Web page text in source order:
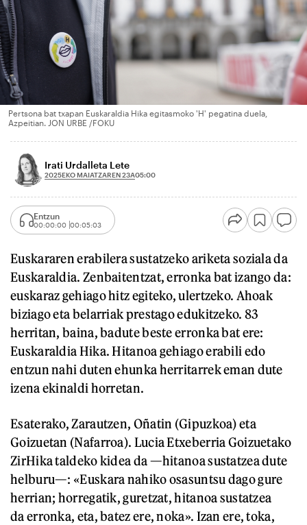
Pertsona bat txapan Euskaraldia Hika egitasmoko 'H' pegatina duela,
Azpeitian. JON URBE /FOKU
Irati Urdalleta Lete
2025EKO MAIATZAREN 23A05:00
Entzun
00:00:00 00:05:03
Euskararen erabilera sustatzeko ariketa soziala da
Euskaraldia. Zenbaitentzat, erronka bat izango da:
euskaraz gehiago hitz egiteko, ulertzeko. Ahoak
biziago eta belarriak prestago edukitzeko. 83
herritan, baina, badute beste erronka bat ere:
Euskaraldia Hika. Hitanoa gehiago erabili edo
entzun nahi duten ehunka herritarrek eman dute
izena ekinaldi horretan.
Esaterako, Zarautzen, Oñatin (Gipuzkoa) eta
Goizuetan (Nafarroa). Lucia Etxeberria Goizuetako
ZirHika taldeko kidea da —hitanoa sustatzea dute
helburu—: «Euskara nahiko osasuntsu dago gure
herrian; horregatik, guretzat, hitanoa sustatzea
da erronka, eta, batez ere, noka». Izan ere, toka,